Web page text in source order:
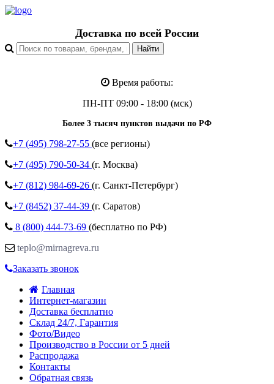
Доставка по всей России
Время работы:
ПН-ПТ 09:00 - 18:00 (мск)
Более 3 тысяч пунктов выдачи по РФ
+7 (495) 798-27-55 (все регионы)
+7 (495) 790-50-34 (г. Москва)
+7 (812) 984-69-26 (г. Санкт-Петербург)
+7 (8452) 37-44-39 (г. Саратов)
8 (800) 444-73-69 (бесплатно по РФ)
teplo@mirnagreva.ru
Заказать звонок
Главная
Интернет-магазин
Доставка бесплатно
Склад 24/7, Гарантия
Фото/Видео
Производство в России от 5 дней
Распродажа
Контакты
Обратная связь